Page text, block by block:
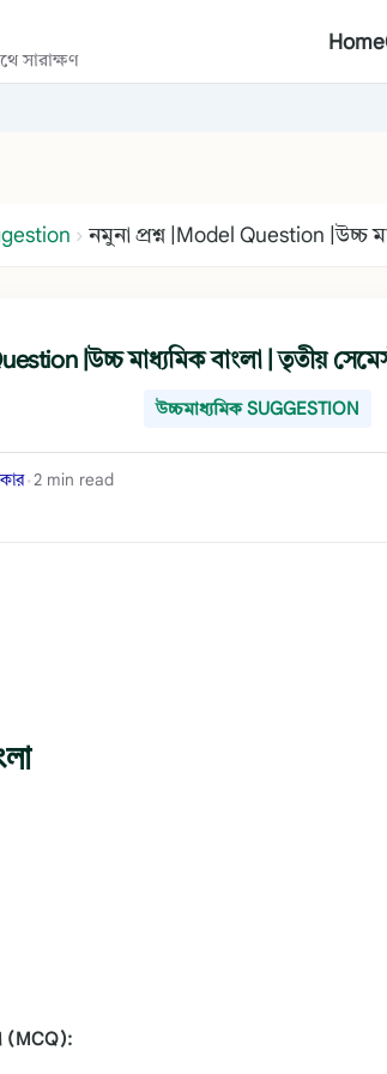
সারাক্ষণ
Home
›
|উচ্চ মাধ্যমিক বাংলা | তৃতীয়
উচ্চমাধ্যমিক SUGGESTION
• 2 min read
(MCQ):